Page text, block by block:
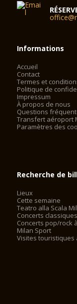
Informations
Accueil
Contact
Termes et
Politique de
Impressum
À propos de nous
Questions
Transfert aéroport
Paramètres des
Recherche de
Lieux
Cette semaine
Teatro alla Scala
Concerts
Concerts pop/rock
Milan Sport
Visites touristiques